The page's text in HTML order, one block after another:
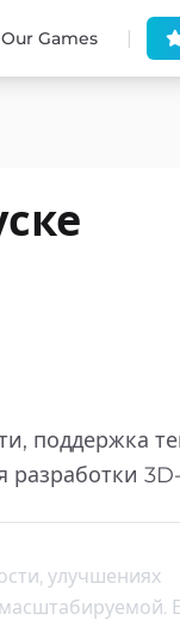
Our Games |
поддержка
улучшениях